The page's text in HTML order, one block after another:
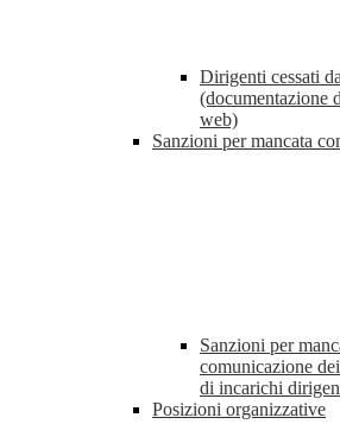
Dirigenti cessati
(documentazione
web)
Sanzioni per mancata
Sanzioni per
comunicazione
di incarichi
Posizioni organizzative